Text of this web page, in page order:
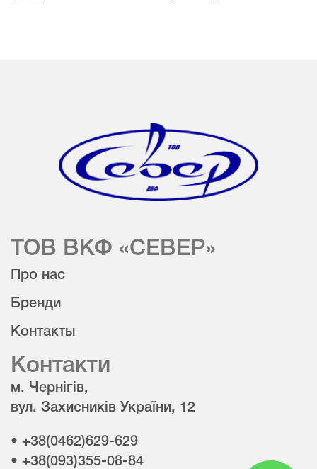
ТОВ ВКФ «СЕВЕР»
Про нас
Бренди
Контакты
Контакти
м. Чернігів,
вул. Захисників України, 12
• +38(0462)629-629
• +38(093)355-08-84